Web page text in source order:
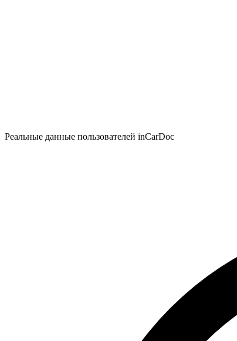
Реальные данные пользователей inCarDoc